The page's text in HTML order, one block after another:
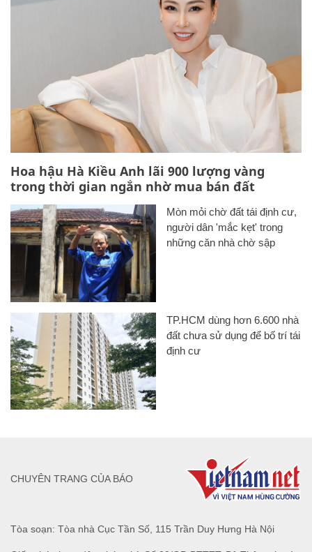
Hoa hậu Hà Kiều Anh lãi 900 lượng vàng
trong thời gian ngắn nhờ mua bán đất
Mòn mỏi chờ đất tái định cư,
người dân 'mắc kẹt' trong
những căn nhà chờ sập
TP.HCM dùng hơn 6.600 nhà
đất chưa sử dụng để bố trí tái
định cư
Tòa soạn: Tòa nhà Cục Tần Số, 115 Trần Duy Hưng Hà Nội
CHUYÊN TRANG CỦA BÁO